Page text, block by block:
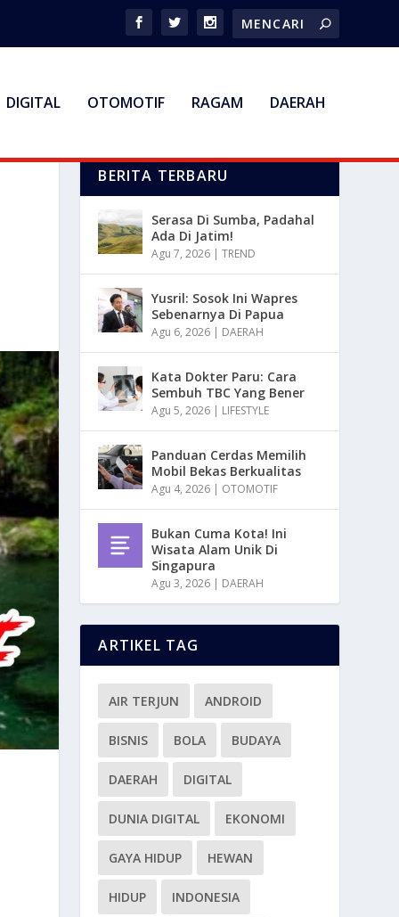
DIGITAL OTOMOTIF RAGAM DAERAH
BERITA TERBARU
Serasa Di Sumba, Padahal
Ada Di Jatim!
Agu 7, 2026 |TREND
Yusril: Sosok Ini Wapres
Sebenarnya Di Papua
Agu 6, 2026 | DAERAH
Kata Dokter Paru: Cara
Sembuh TBC Yang Bener
Agu 5, 2026 | LIFESTYLE
Panduan Cerdas Memilih
Mobil Bekas Berkualitas
Agu 4, 2026 | OTOMOTIF
Bukan Cuma Kota! Ini
Wisata Alam Unik Di
Singapura
Agu 3, 2026 | DAERAH
ARTIKEL TAG
AIR TERJUN ANDROID
BISNIS BOLA BUDAYA
DAERAH DIGITAL
DUNIA DIGITAL EKONOMI
GAYA HIDUP HEWAN
HIDUP INDONESIA